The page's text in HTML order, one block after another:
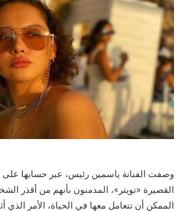
وصفت الفنانة ياسمين رئيس، عبر حسابها على
القصيرة «تويتر»، المدمنون بأنهم من أقذر
الممكن أن تتعامل معها في الحياة، الأمر الذي